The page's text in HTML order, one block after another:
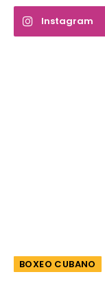
Instagram
BOXEO CUBANO